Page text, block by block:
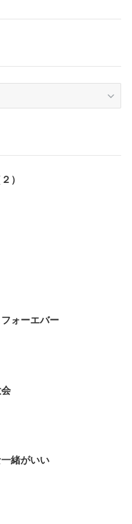
）
ォーエバー
緒がいい